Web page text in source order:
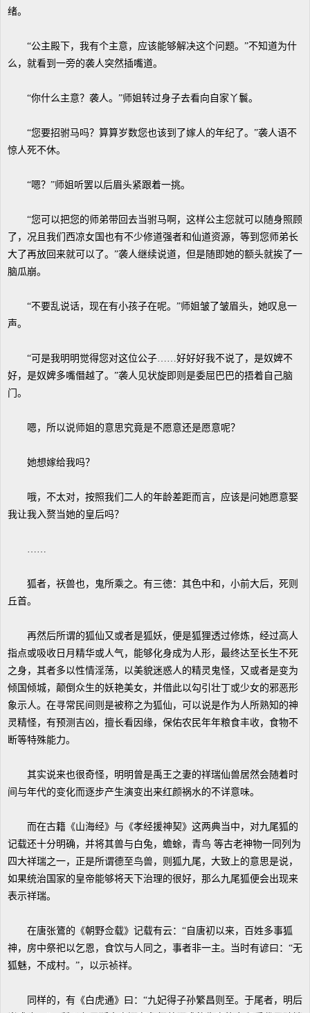
绪。
“公主殿下，我有个主意，应该能够解决这个问题。”不知道为什
么，就看到一旁的袭人突然插嘴道。
“你什么主意？袭人。”师姐转过身子去看向自家丫鬟。
“您要招驸马吗？算算岁数您也该到了嫁人的年纪了。”袭人语不
惊人死不休。
“嗯？”师姐听罢以后眉头紧跟着一挑。
“您可以把您的师弟带回去当驸马啊，这样公主您就可以随身照顾
了，况且我们西凉女国也有不少修道强者和仙道资源，等到您师弟长
大了再放回来就可以了。”袭人继续说道，但是随即她的额头就挨了一
脑瓜崩。
“不要乱说话，现在有小孩子在呢。”师姐皱了皱眉头，她叹息一
声。
“可是我明明觉得您对这位公子……好好好我不说了，是奴婢不
好，是奴婢多嘴僭越了。”袭人见状旋即则是委屈巴巴的捂着自己脑
门。
嗯，所以说师姐的意思究竟是不愿意还是愿意呢？
她想嫁给我吗？
哦，不太对，按照我们二人的年龄差距而言，应该是问她愿意娶
我让我入赘当她的皇后吗？
……
狐者，祆兽也，鬼所乘之。有三徳：其色中和，小前大后，死则
丘首。
再然后所谓的狐仙又或者是狐妖，便是狐狸透过修炼，经过高人
指点或吸收日月精华或人气，能够化身成为人形，最终达至长生不死
之身，其者多以性情淫荡，以美貌迷惑人的精灵鬼怪，又或者是变为
倾国倾城，颠倒众生的妖艳美女，并借此以勾引壮丁或少女的邪恶形
象示人。在寻常民间则是被称之为狐仙，可以说是作为人所熟知的神
灵精怪，有预测吉凶，擅长看因缘，保佑农民年年粮食丰收，食物不
断等特殊能力。
其实说来也很奇怪，明明曾是禹王之妻的祥瑞仙兽居然会随着时
间与年代的变化而逐步产生演变出来红颜祸水的不详意味。
而在古籍《山海经》与《孝经援神契》这两典当中，对九尾狐的
记载还十分明确，并将其兽与白兔，蟾蜍，青鸟 等古老神物一同列为
四大祥瑞之一，正是所谓德至鸟兽，则狐九尾，大致上的意思是说，
如果统治国家的皇帝能够将天下治理的很好，那么九尾狐便会出现来
表示祥瑞。
在唐张鷟的《朝野佥载》记载有云：“自唐初以来，百姓多事狐
神，房中祭祀以乞恩，食饮与人同之，事者非一主。当时有谚曰：“无
狐魅，不成村。”，以示祯祥。
同样的，有《白虎通》曰：“九妃得子孙繁昌则至。于尾者，明后